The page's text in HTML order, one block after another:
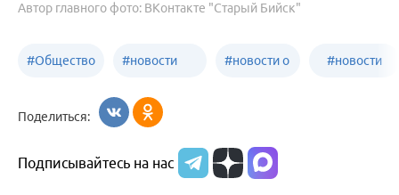
Автор главного фото: ВКонтакте "Старый Бийск"
#Общество #новости
образования
#новости о
Алтайского
#новости
Поделиться:
Подписывайтесь на нас